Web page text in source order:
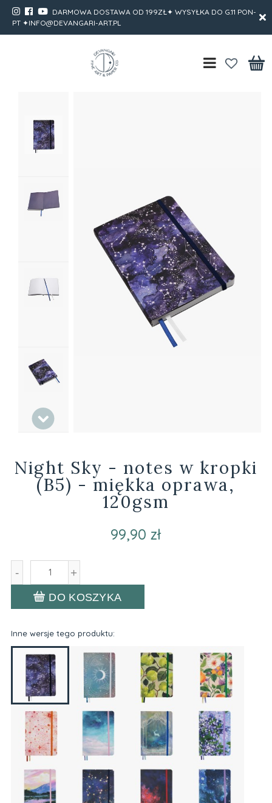
DARMOWA DOSTAWA OD 199ZŁ✦ WYSYŁKA DO G.11 PON-
PT ✦INFO@DEVANGARI-ART.PL
Night Sky - notes w kropki
(B5) - miękka oprawa,
120gsm
99,90 zł
- +
DO KOSZYKA
Inne wersje tego produktu: